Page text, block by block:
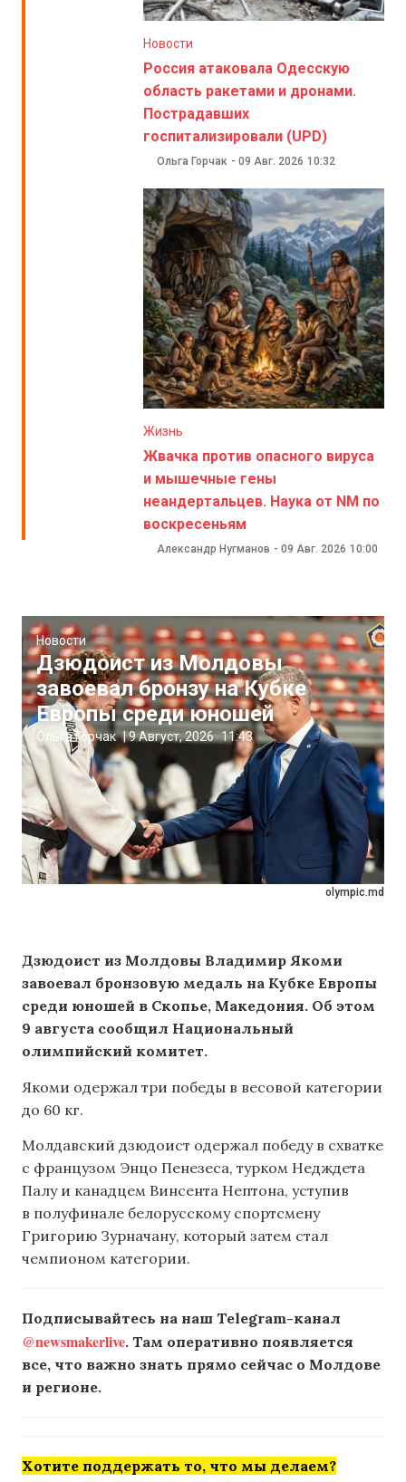
Новости
Россия атаковала Одесскую
область ракетами и дронами.
Пострадавших
госпитализировали (UPD)
Ольга Горчак - 09 Авг. 2026 10:32
Жизнь
Жвачка против опасного вируса
и мышечные гены
неандертальцев. Наука от NM по
воскресеньям
Александр Нугманов - 09 Авг. 2026 10:00
olympic.md
Новости
Дзюдоист из Молдовы
завоевал бронзу на Кубке
Европы среди юношей
Ольга Горчак |9 Август, 2026 11:43
Дзюдоист из Молдовы Владимир Якоми
завоевал бронзовую медаль на Кубке Европы
среди юношей в Скопье, Македония. Об этом
9 августа сообщил Национальный
олимпийский комитет.
Якоми одержал три победы в весовой категории
до 60 кг.
Молдавский дзюдоист одержал победу в схватке
с французом Энцо Пенезеса, турком Недждета
Палу и канадцем Винсента Нептона, уступив
в полуфинале белорусскому спортсмену
Григорию Зурначану, который затем стал
чемпионом категории.
Подписывайтесь на наш Telegram-канал
@newsmakerlive. Там оперативно появляется
все, что важно знать прямо сейчас о Молдове
и регионе.
Хотите поддержать то, что мы делаем?